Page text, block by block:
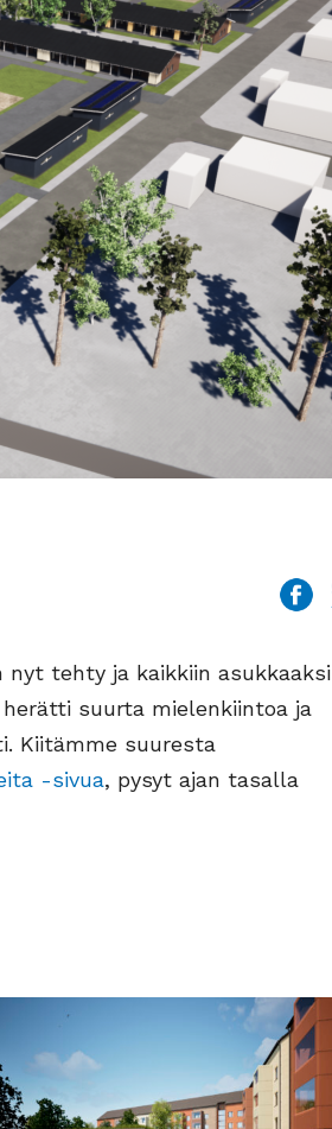
tehty ja kaikkiin asukkaaksi
suurta mielenkiintoa ja
Kiitämme suuresta
-sivua, pysyt ajan tasalla